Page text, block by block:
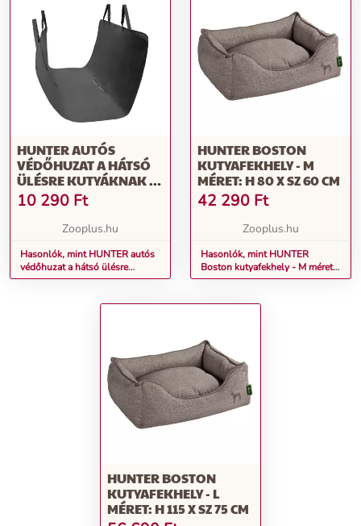
HUNTER AUTÓS
VÉDŐHUZAT A HÁTSÓ
ÜLÉSRE KUTYÁKNAK -
H 145 X SZ 142 CM
10 290 Ft
Zooplus.hu
Hasonlók, mint HUNTER autós
védőhuzat a hátsó ülésre
kutyáknak - H 145 x Sz 142 cm
HUNTER BOSTON
KUTYAFEKHELY - M
MÉRET: H 80 X SZ 60 CM
42 290 Ft
Zooplus.hu
Hasonlók, mint HUNTER
Boston kutyafekhely - M méret:
H 80 x Sz 60 cm
HUNTER BOSTON
KUTYAFEKHELY - L
MÉRET: H 115 X SZ 75 CM